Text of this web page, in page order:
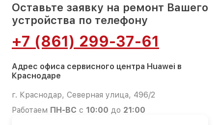
Оставьте заявку на ремонт Вашего
устройства по телефону
+7 (861) 299-37-61
Адрес офиса сервисного центра Huawei в
Краснодаре
г. Краснодар, Северная улица, 496/2
Работаем ПН-ВС с 10:00 до 21:00